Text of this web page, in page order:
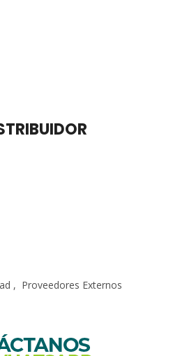
, Proveedores Externos